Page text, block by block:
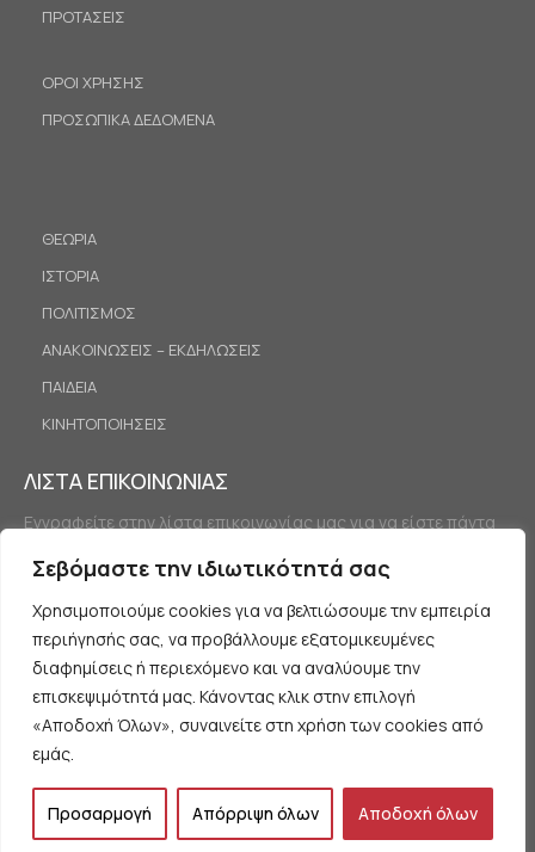
Σεβόμαστε την ιδιωτικότητά σας
Χρησιμοποιούμε cookies για να βελτιώσουμε την εμπειρία
περιήγησής σας, να προβάλλουμε εξατομικευμένες
διαφημίσεις ή περιεχόμενο και να αναλύουμε την
επισκεψιμότητά μας. Κάνοντας κλικ στην επιλογή
«Αποδοχή Όλων», συναινείτε στη χρήση των cookies από
εμάς.
Προσαρμογή Απόρριψη όλων Αποδοχή όλων
ΠΡΟΤΑΣΕΙΣ
ΟΡΟΙ ΧΡΗΣΗΣ
ΠΡΟΣΩΠΙΚΑ ΔΕΔΟΜΕΝΑ
ΘΕΩΡΙΑ
ΙΣΤΟΡΙΑ
ΠΟΛΙΤΙΣΜΟΣ
ΑΝΑΚΟΙΝΩΣΕΙΣ – ΕΚΔΗΛΩΣΕΙΣ
ΠΑΙΔΕΙΑ
ΚΙΝΗΤΟΠΟΙΗΣΕΙΣ
ΛΙΣΤΑ ΕΠΙΚΟΙΝΩΝΙΑΣ
Εγγραφείτε στην λίστα επικοινωνίας μας για να είστε πάντα
Εγγραφή